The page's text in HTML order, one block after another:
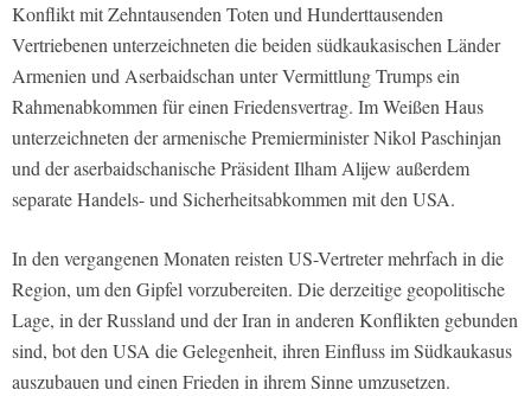
Konflikt mit Zehntausenden Toten und Hunderttausenden
Vertriebenen unterzeichneten die beiden südkaukasischen Länder
Armenien und Aserbaidschan unter Vermittlung Trumps ein
Rahmenabkommen für einen Friedensvertrag. Im Weißen Haus
unterzeichneten der armenische Premierminister Nikol Paschinjan
und der aserbaidschanische Präsident Ilham Alijew außerdem
separate Handels- und Sicherheitsabkommen mit den USA.
In den vergangenen Monaten reisten US-Vertreter mehrfach in die
Region, um den Gipfel vorzubereiten. Die derzeitige geopolitische
Lage, in der Russland und der Iran in anderen Konflikten gebunden
sind, bot den USA die Gelegenheit, ihren Einfluss im Südkaukasus
auszubauen und einen Frieden in ihrem Sinne umzusetzen.